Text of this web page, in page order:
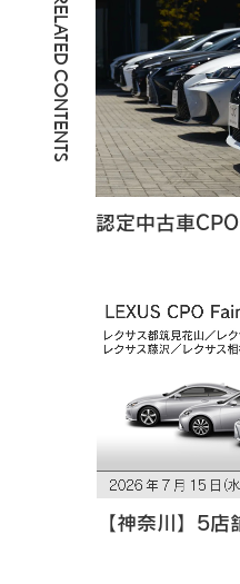
RELATED CONTENTS
認定中古車
【神奈川】5